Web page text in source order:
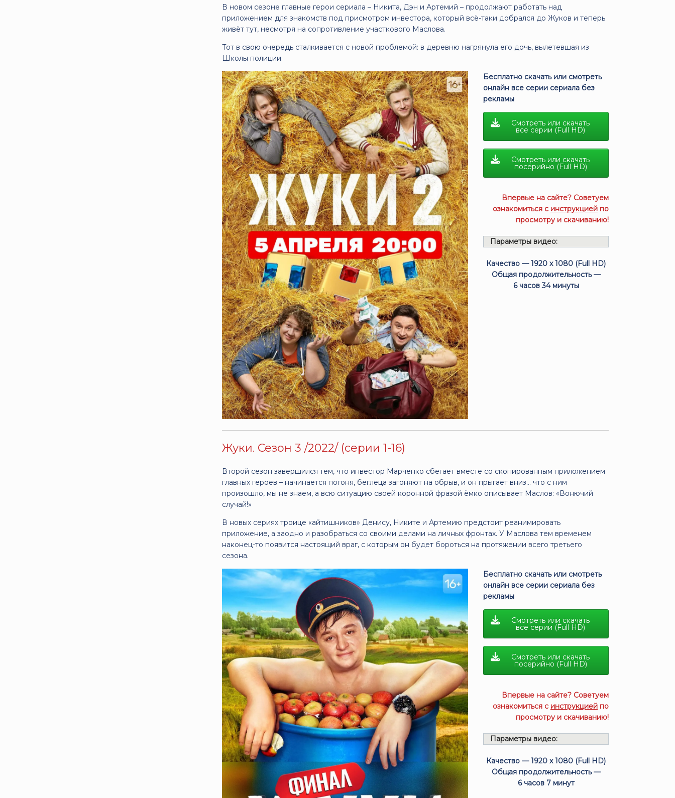
В новом сезоне главные герои сериала – Никита, Дэн и Артемий – продолжают работать над
приложением для знакомств под присмотром инвестора, который всё-таки добрался до Жуков и теперь
живёт тут, несмотря на сопротивление участкового Маслова.
Тот в свою очередь сталкивается с новой проблемой: в деревню нагрянула его дочь, вылетевшая из
Школы полиции.
Бесплатно скачать или смотреть
онлайн все серии сериала без
рекламы
Смотреть или скачать
все серии (Full HD)
Смотреть или скачать
посерийно (Full HD)
Впервые на сайте? Советуем
ознакомиться с инструкцией по
просмотру и скачиванию!
Параметры видео:
Качество — 1920 x 1080 (Full HD)
Общая продолжительность —
6 часов 34 минуты
Жуки. Сезон 3 /2022/ (серии 1-16)
Второй сезон завершился тем, что инвестор Марченко сбегает вместе со скопированным приложением
главных героев – начинается погоня, беглеца загоняют на обрыв, и он прыгает вниз… что с ним
произошло, мы не знаем, а всю ситуацию своей коронной фразой ёмко описывает Маслов: «Вонючий
случай!»
В новых сериях троице «айтишников» Денису, Никите и Артемию предстоит реанимировать
приложение, а заодно и разобраться со своими делами на личных фронтах. У Маслова тем временем
наконец-то появится настоящий враг, с которым он будет бороться на протяжении всего третьего
сезона.
Бесплатно скачать или смотреть
онлайн все серии сериала без
рекламы
Смотреть или скачать
все серии (Full HD)
Смотреть или скачать
посерийно (Full HD)
Впервые на сайте? Советуем
ознакомиться с инструкцией по
просмотру и скачиванию!
Параметры видео:
Качество — 1920 x 1080 (Full HD)
Общая продолжительность —
6 часов 7 минут